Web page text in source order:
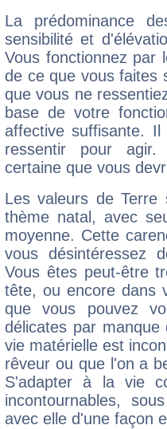
La prédominance
sensibilité et
Vous fonctionnez
de ce que vous faites
que vous ne
base de votre
affective suffisante.
ressentir pour agir.
certaine que vous
Les valeurs de Terre
thème natal, avec
moyenne. Cette
vous désintéressez
Vous êtes peut-être
tête, ou encore dans
que vous pouvez
délicates par
vie matérielle est
rêveur ou que l'on a
S'adapter à la vie
incontournables,
avec elle d'une façon